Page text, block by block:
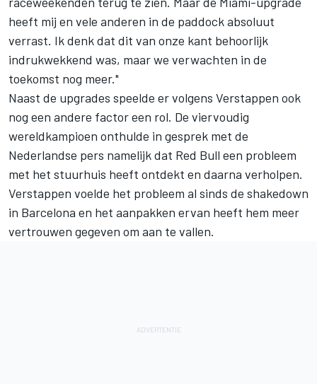
heeft mij en vele anderen in de paddock absoluut
verrast. Ik denk dat dit van onze kant behoorlijk
indrukwekkend was, maar we verwachten in de
toekomst nog meer."
Naast de upgrades speelde er volgens Verstappen ook
nog een andere factor een rol. De viervoudig
wereldkampioen onthulde in gesprek met de
Nederlandse pers namelijk dat Red Bull een probleem
met het stuurhuis heeft ontdekt en daarna verholpen.
Verstappen voelde het probleem al sinds de shakedown
in Barcelona en het aanpakken ervan heeft hem meer
vertrouwen gegeven om aan te vallen.